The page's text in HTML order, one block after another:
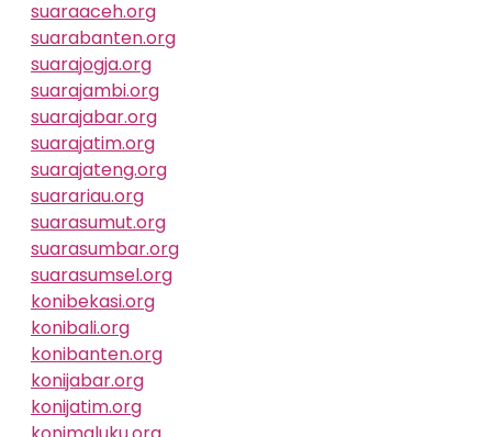
suaraaceh.org
suarabanten.org
suarajogja.org
suarajambi.org
suarajabar.org
suarajatim.org
suarajateng.org
suarariau.org
suarasumut.org
suarasumbar.org
suarasumsel.org
konibekasi.org
konibali.org
konibanten.org
konijabar.org
konijatim.org